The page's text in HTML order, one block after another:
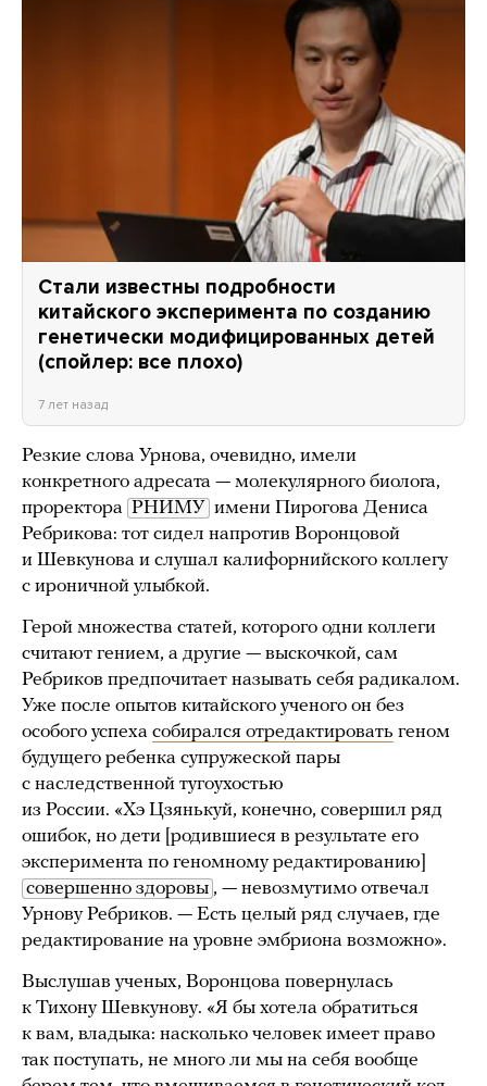
Стали известны подробности
китайского эксперимента по созданию
генетически модифицированных детей
(спойлер: все плохо)
7 лет назад
Резкие слова Урнова, очевидно, имели
конкретного адресата — молекулярного биолога,
проректора РНИМУ имени Пирогова Дениса
Ребрикова: тот сидел напротив Воронцовой
и Шевкунова и слушал калифорнийского коллегу
с ироничной улыбкой.
Герой множества статей, которого одни коллеги
считают гением, а другие — выскочкой, сам
Ребриков предпочитает называть себя радикалом.
Уже после опытов китайского ученого он без
особого успеха собирался отредактировать геном
будущего ребенка супружеской пары
с наследственной тугоухостью
из России. «Хэ Цзянькуй, конечно, совершил ряд
ошибок, но дети [родившиеся в результате его
эксперимента по геномному редактированию]
совершенно здоровы , — невозмутимо отвечал
Урнову Ребриков. — Есть целый ряд случаев, где
редактирование на уровне эмбриона возможно».
Выслушав ученых, Воронцова повернулась
к Тихону Шевкунову. «Я бы хотела обратиться
к вам, владыка: насколько человек имеет право
так поступать, не много ли мы на себя вообще